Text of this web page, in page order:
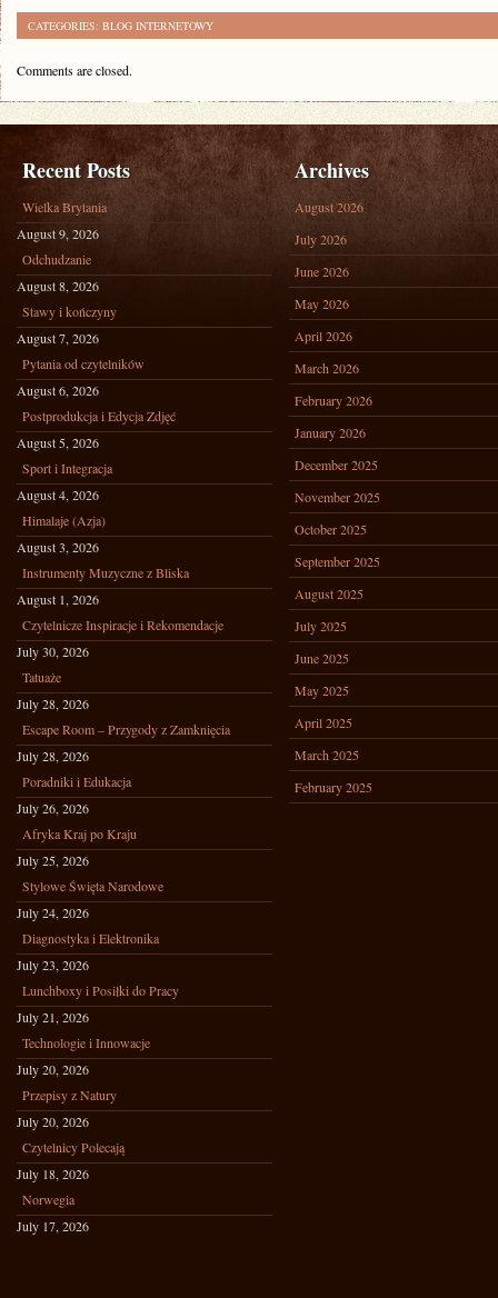
CATEGORIES: BLOG INTERNETOWY
Comments are closed.
Recent Posts
Wielka Brytania
August 9, 2026
Odchudzanie
August 8, 2026
Stawy i kończyny
August 7, 2026
Pytania od czytelników
August 6, 2026
Postprodukcja i Edycja Zdjęć
August 5, 2026
Sport i Integracja
August 4, 2026
Himalaje (Azja)
August 3, 2026
Instrumenty Muzyczne z Bliska
August 1, 2026
Czytelnicze Inspiracje i Rekomendacje
July 30, 2026
Tatuaże
July 28, 2026
Escape Room – Przygody z Zamknięcia
July 28, 2026
Poradniki i Edukacja
July 26, 2026
Afryka Kraj po Kraju
July 25, 2026
Stylowe Święta Narodowe
July 24, 2026
Diagnostyka i Elektronika
July 23, 2026
Lunchboxy i Posiłki do Pracy
July 21, 2026
Technologie i Innowacje
July 20, 2026
Przepisy z Natury
July 20, 2026
Czytelnicy Polecają
July 18, 2026
Norwegia
July 17, 2026
Archives
August 2026
July 2026
June 2026
May 2026
April 2026
March 2026
February 2026
January 2026
December 2025
November 2025
October 2025
September 2025
August 2025
July 2025
June 2025
May 2025
April 2025
March 2025
February 2025